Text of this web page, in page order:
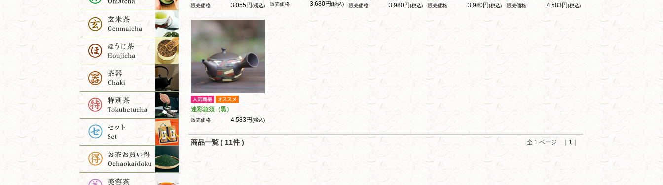
販売価格 3,055円(税込) 販売価格 3,680円(税込) 販売価格 3,980円(税込) 販売価格 3,980円(税込) 販売価格 4,583円(税込)
迷彩急須（黒）
販売価格 4,583円(税込)
商品一覧 ( 11件 ) 全 1 ページ ｜1｜